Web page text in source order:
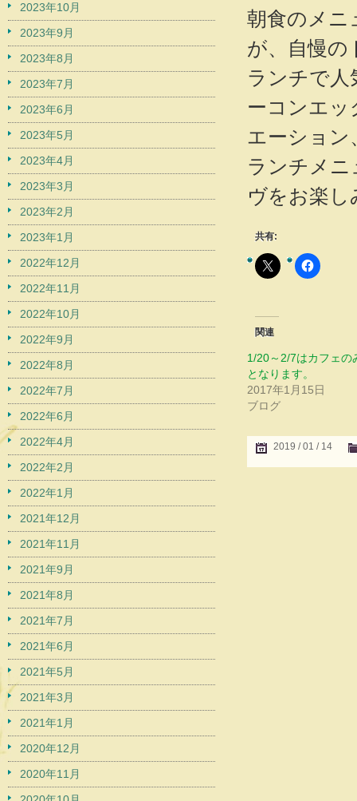
朝食のメニ
が、自慢の
ランチで人
ーコンエ
エーション
ランチメ
ヴをお楽
共有:
関連
1/20～2/7はカフェの
となります。
2017年1月15日
ブログ
2019 / 01 / 14
2023年10月
2023年9月
2023年8月
2023年7月
2023年6月
2023年5月
2023年4月
2023年3月
2023年2月
2023年1月
2022年12月
2022年11月
2022年10月
2022年9月
2022年8月
2022年7月
2022年6月
2022年4月
2022年2月
2022年1月
2021年12月
2021年11月
2021年9月
2021年8月
2021年7月
2021年6月
2021年5月
2021年3月
2021年1月
2020年12月
2020年11月